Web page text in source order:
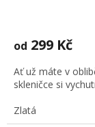
od 299 Kč
Ať už máte v
skleničce si
Zlatá